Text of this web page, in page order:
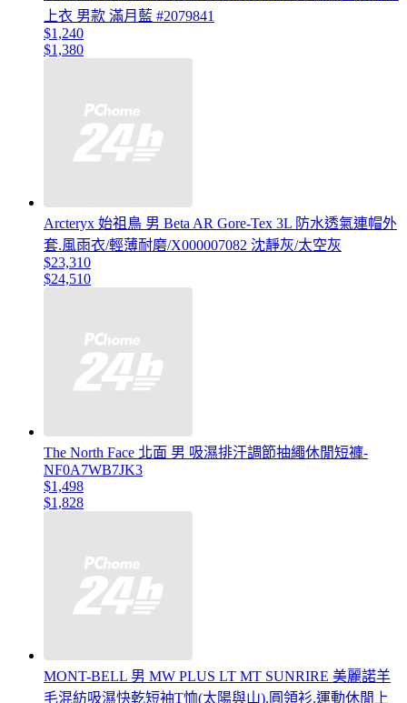
上衣 男款 滿月藍 #2079841
$1,240
$1,380
Arcteryx 始祖鳥 男 Beta AR Gore-Tex 3L 防水透氣連帽外
套.風雨衣/輕薄耐磨/X000007082 沈靜灰/太空灰
$23,310
$24,510
The North Face 北面 男 吸濕排汗調節抽繩休閒短褲-
NF0A7WB7JK3
$1,498
$1,828
MONT-BELL 男 MW PLUS LT MT SUNRIRE 美麗諾羊
毛混紡吸濕快乾短袖T恤(太陽與山).圓領衫.運動休閒上